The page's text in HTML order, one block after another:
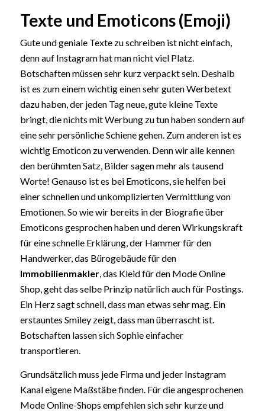
Texte und Emoticons (Emoji)
Gute und geniale Texte zu schreiben ist nicht einfach,
denn auf Instagram hat man nicht viel Platz.
Botschaften müssen sehr kurz verpackt sein. Deshalb
ist es zum einem wichtig einen sehr guten Werbetext
dazu haben, der jeden Tag neue, gute kleine Texte
bringt, die nichts mit Werbung zu tun haben sondern auf
eine sehr persönliche Schiene gehen. Zum anderen ist es
wichtig Emoticon zu verwenden. Denn wir alle kennen
den berühmten Satz, Bilder sagen mehr als tausend
Worte! Genauso ist es bei Emoticons, sie helfen bei
einer schnellen und unkomplizierten Vermittlung von
Emotionen. So wie wir bereits in der Biografie über
Emoticons gesprochen haben und deren Wirkungskraft
für eine schnelle Erklärung, der Hammer für den
Handwerker, das Bürogebäude für den
Immobilienmakler, das Kleid für den Mode Online
Shop, geht das selbe Prinzip natürlich auch für Postings.
Ein Herz sagt schnell, dass man etwas sehr mag. Ein
erstauntes Smiley zeigt, dass man überrascht ist.
Botschaften lassen sich Sophie einfacher
transportieren.
Grundsätzlich muss jede Firma und jeder Instagram
Kanal eigene Maßstäbe finden. Für die angesprochenen
Mode Online-Shops empfehlen sich sehr kurze und